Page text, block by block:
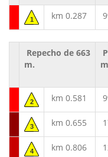
1 km 0.287
Repecho de 663
m.
2 km 0.581
3 km 0.655
4 km 0.806